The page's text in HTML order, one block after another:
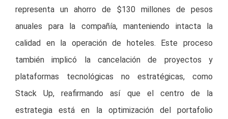
representa un ahorro de $130 millones de pesos
anuales para la compañía, manteniendo intacta la
calidad en la operación de hoteles. Este proceso
también implicó la cancelación de proyectos y
plataformas tecnológicas no estratégicas, como
Stack Up, reafirmando así que el centro de la
estrategia está en la optimización del portafolio